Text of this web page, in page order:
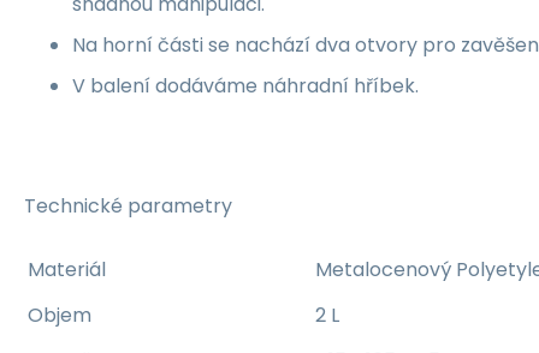
Na horní části se nachází dva otvory pro
V balení dodáváme náhradní hříbek.
Technické parametry
Materiál
Metalocenový
Objem
2 L